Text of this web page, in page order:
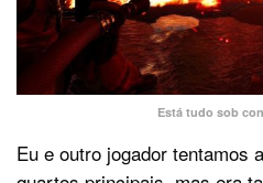
Está tudo sob
Eu e outro jogador tentamos